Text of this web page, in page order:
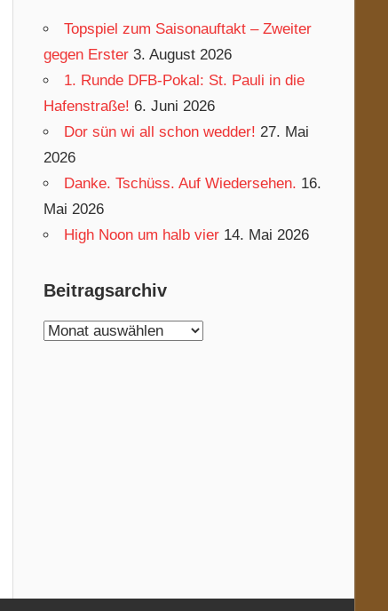
Topspiel zum Saisonauftakt – Zweiter
gegen Erster 3. August 2026
1. Runde DFB-Pokal: St. Pauli in die
Hafenstraße! 6. Juni 2026
Dor sün wi all schon wedder! 27. Mai
2026
Danke. Tschüss. Auf Wiedersehen. 16.
Mai 2026
High Noon um halb vier 14. Mai 2026
Beitragsarchiv
Beitragsarchiv